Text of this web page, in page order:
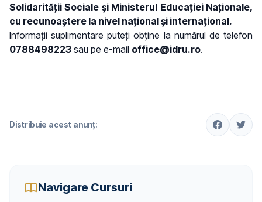
Solidarității Sociale şi Ministerul Educației Naționale,
cu recunoaștere la nivel național și internațional.
Informații suplimentare puteți obține la numărul de telefon
0788498223 sau pe e-mail office@idru.ro.
Distribuie acest anunț:
Navigare Cursuri